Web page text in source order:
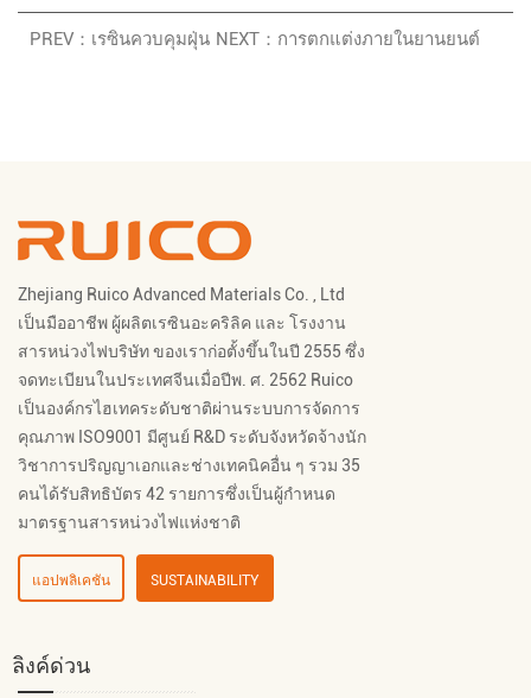
PREV：เรซินควบคุมฝุ่น NEXT：การตกแต่งภายในยานยนต์
Zhejiang Ruico Advanced Materials Co. , Ltd
เป็นมืออาชีพ ผู้ผลิตเรซินอะคริลิค และ โรงงาน
สารหน่วงไฟบริษัท ของเราก่อตั้งขึ้นในปี 2555 ซึ่ง
จดทะเบียนในประเทศจีนเมื่อปีพ. ศ. 2562 Ruico
เป็นองค์กรไฮเทคระดับชาติผ่านระบบการจัดการ
คุณภาพ ISO9001 มีศูนย์ R&D ระดับจังหวัดจ้างนัก
วิชาการปริญญาเอกและช่างเทคนิคอื่น ๆ รวม 35
คนได้รับสิทธิบัตร 42 รายการซึ่งเป็นผู้กำหนด
มาตรฐานสารหน่วงไฟแห่งชาติ
แอปพลิเคชัน SUSTAINABILITY
ลิงค์ด่วน